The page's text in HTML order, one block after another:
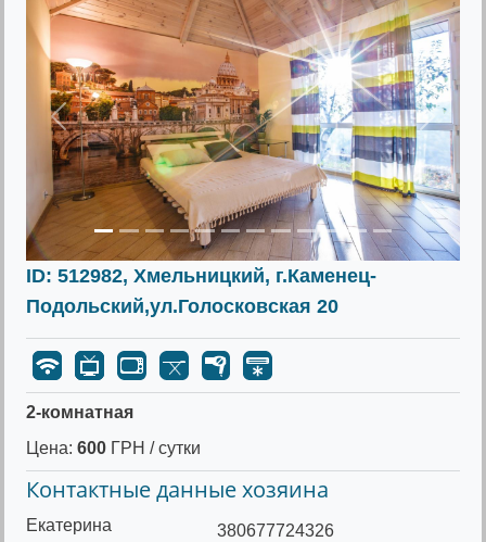
Предыдущее
ID: 512982, Хмельницкий, г.Каменец-
Подольский,ул.Голосковская 20
2-комнатная
Цена: 600 ГРН / сутки
Контактные данные хозяина
Екатерина
380677724326